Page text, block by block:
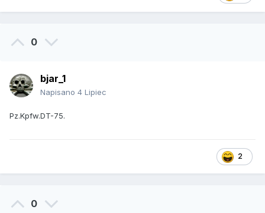
0
bjar_1
Napisano 4 Lipiec
Pz.Kpfw.DT-75.
2
0